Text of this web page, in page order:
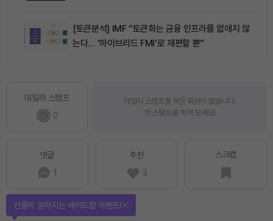
[토큰분석] IMF “토큰화는 금융 인프라를 없애지 않
는다… ‘하이브리드 FMI’로 재편할 뿐”
데일리 스탬프
0
데일리 스탬프를 찍은 회원이 없습니다.
첫 스탬프를 찍어 보세요!
댓글
1
추천
3
스크랩
선물이 쏟아지는 에어드랍 이벤트!